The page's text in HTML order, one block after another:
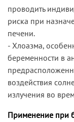
проводить
риска при
печени.
- Хлоазма,
беременности в
воздействия
излучения во
Применение при